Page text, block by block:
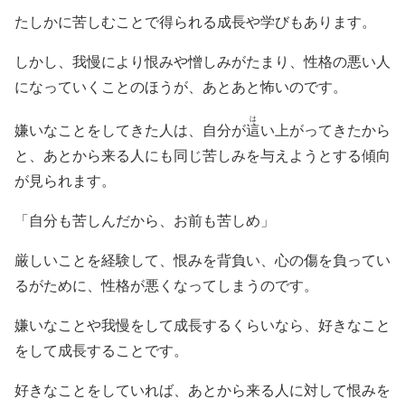
たしかに苦しむことで得られる成長や学びもあります。
しかし、我慢により恨みや憎しみがたまり、性格の悪い人
になっていくことのほうが、あとあと怖いのです。
嫌いなことをしてきた人は、自分が這
は
い上がってきたから
と、あとから来る人にも同じ苦しみを与えようとする傾向
が見られます。
「自分も苦しんだから、お前も苦しめ」
厳しいことを経験して、恨みを背負い、心の傷を負ってい
るがために、性格が悪くなってしまうのです。
嫌いなことや我慢をして成長するくらいなら、好きなこと
をして成長することです。
好きなことをしていれば、あとから来る人に対して恨みを